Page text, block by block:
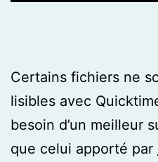
Certains fichiers ne
lisibles avec
besoin d’un meilleur
que celui apporté par